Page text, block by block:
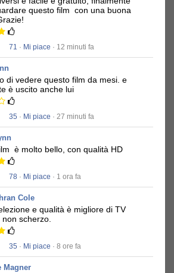
questo film con una buona
71 · Mi piace · 12 minuti fa
di vedere questo film da mesi. e
è uscito anche lui
35 · Mi piace · 27 minuti fa
è molto bello, con qualità HD
78 · Mi piace · 1 ora fa
Cole
e qualità è migliore di TV
non scherzo.
35 · Mi piace · 8 ore fa
Magner